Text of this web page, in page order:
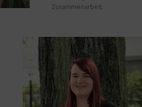
Zusammenarbeit.